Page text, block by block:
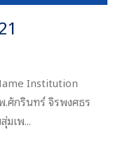
Institution
ศักรินทร์ จิรพงศธร
มเพ...